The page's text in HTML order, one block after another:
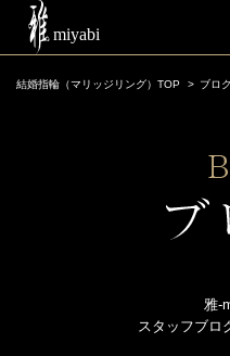
結婚指輪（マリッジリング）TOP ブロ
雅-
スタッフブロ